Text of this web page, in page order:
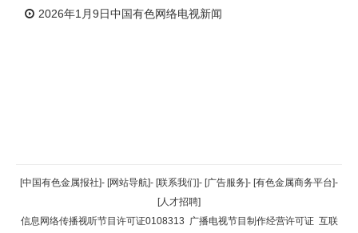
2026年1月9日中国有色网络电视新闻
返回顶部
返回首页
[中国有色金属报社]- [网站导航]- [联系我们]- [广告服务]- [有色金属商务平台]-
[人才招聘]
信息网络传播视听节目许可证0108313 广播电视节目制作经营许可证 互联